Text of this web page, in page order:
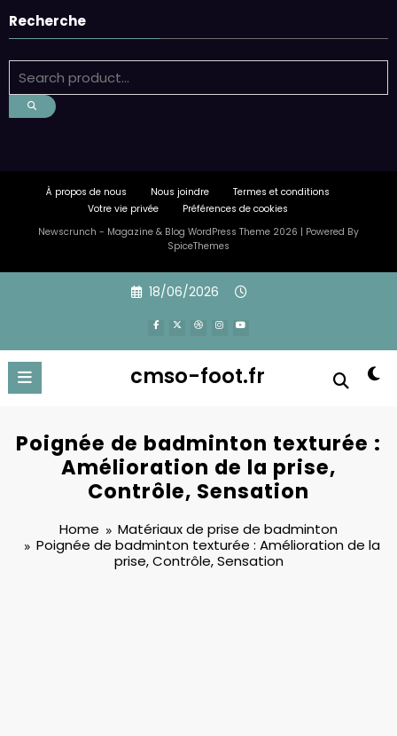
Recherche
À propos de nous Nous joindre
Termes et conditions
Votre vie privée
Préférences de cookies
Newscrunch - Magazine & Blog WordPress Theme 2026 | Powered By
SpiceThemes
18/06/2026
cmso-foot.fr
Poignée de badminton texturée :
Amélioration de la prise,
Contrôle, Sensation
Home
Matériaux de prise de badminton
Poignée de badminton texturée : Amélioration de la
prise, Contrôle, Sensation